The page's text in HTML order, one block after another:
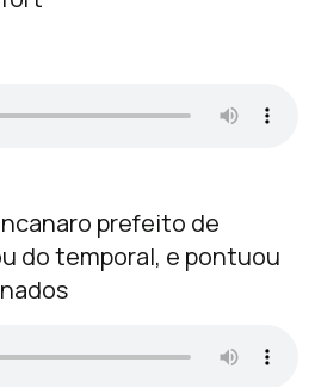
prefeito de
do temporal, e pontuou